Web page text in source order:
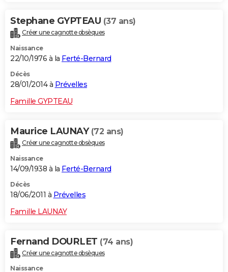
Stephane GYPTEAU (37 ans)
Créer une cagnotte obsèques
Naissance
22/10/1976 à la Ferté-Bernard
Décès
28/01/2014 à Prévelles
Famille GYPTEAU
Maurice LAUNAY (72 ans)
Créer une cagnotte obsèques
Naissance
14/09/1938 à la Ferté-Bernard
Décès
18/06/2011 à Prévelles
Famille LAUNAY
Fernand DOURLET (74 ans)
Créer une cagnotte obsèques
Naissance